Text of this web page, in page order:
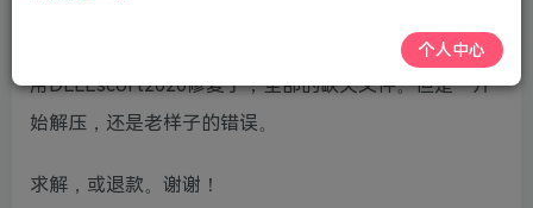
用DLLEscort2020修复了，全部的缺失文件。但是一开
始解压，还是老样子的错误。
求解，或退款。谢谢！
个人中心